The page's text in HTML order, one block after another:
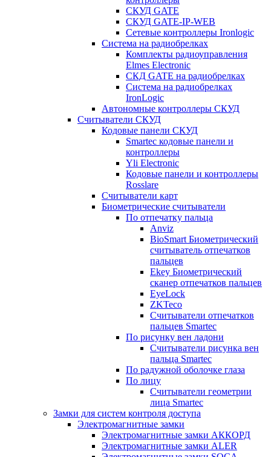
СКУД GATE
СКУД GATE-IP-WEB
Сетевые контроллеры Ironlogic
Система на радиобрелках
Комплекты радиоуправления
Elmes Electronic
СКД GATE на радиобрелках
Система на радиобрелках
IronLogic
Автономные контроллеры СКУД
Считыватели СКУД
Кодовые панели СКУД
Smartec кодовые панели и
контроллеры
Yli Electronic
Кодовые панели и контроллеры
Rosslare
Считыватели карт
Биометрические считыватели
По отпечатку пальца
Anviz
BioSmart Биометрический
считыватель отпечатков
пальцев
Ekey Биометрический
сканер отпечатков пальцев
EyeLock
ZKTeco
Считыватели отпечатков
пальцев Smartec
По рисунку вен ладони
Считыватели рисунка вен
пальца Smartec
По радужной оболочке глаза
По лицу
Считыватели геометрии
лица Smartec
Замки для систем контроля доступа
Электромагнитные замки
Электромагнитные замки АККОРД
Электромагнитные замки ALER